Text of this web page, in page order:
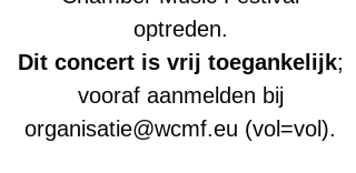
optreden.
Dit concert is vrij toegankelijk;
vooraf aanmelden bij
organisatie@wcmf.eu (vol=vol).